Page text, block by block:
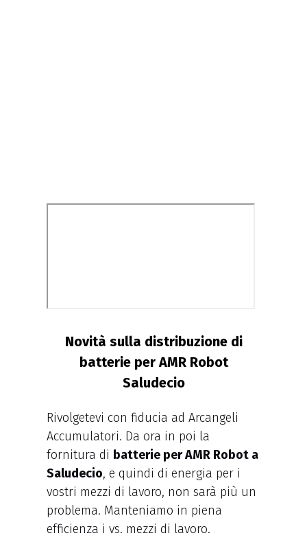
Novità sulla distribuzione di
batterie per AMR Robot
Saludecio
Rivolgetevi con fiducia ad Arcangeli
Accumulatori. Da ora in poi la
fornitura di batterie per AMR Robot a
Saludecio, e quindi di energia per i
vostri mezzi di lavoro, non sarà più un
problema. Manteniamo in piena
efficienza i vs. mezzi di lavoro.